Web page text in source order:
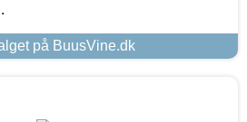
på BuusVine.dk